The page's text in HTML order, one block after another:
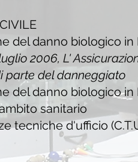
CIVILE
del danno biologico in
2006, L'
parte del danneggiato
del danno biologico in
sanitario
tecniche d'ufficio